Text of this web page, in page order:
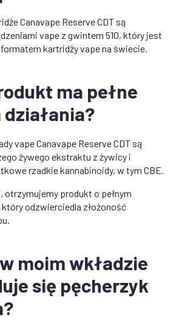
Canavape Reserve CDT są
vape z gwintem 510, który jest
kartridży vape na świecie.
ma pełne
vape Canavape Reserve CDT są
żywego ekstraktu z żywicy i
rzadkie kannabinoidy, w tym CBE.
otrzymujemy produkt o pełnym
odzwierciedla złożoność
moim wkładzie
się pęcherzyk